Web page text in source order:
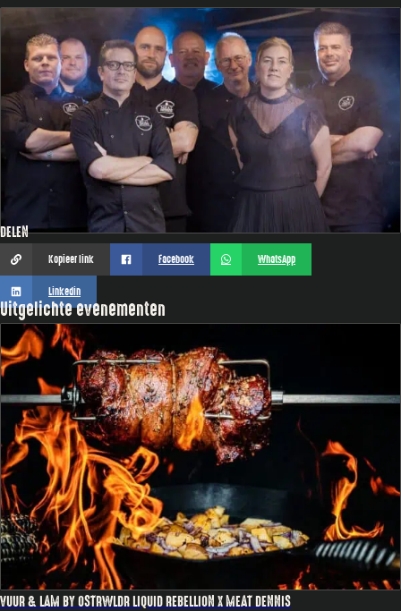
DELEN
Kopieer link Facebook WhatsApp
Linkedin
Uitgelichte evenementen
VUUR & LAM BY OSTRWLDR LIQUID REBELLION X MEAT DENNIS